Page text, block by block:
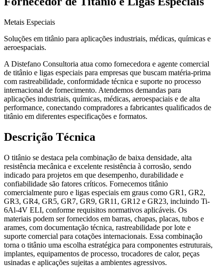
Metais Especiais
Soluções em titânio para aplicações industriais, médicas, químicas e
aeroespaciais.
A Distefano Consultoria atua como fornecedora e agente comercial
de titânio e ligas especiais para empresas que buscam matéria-prima
com rastreabilidade, conformidade técnica e suporte no processo
internacional de fornecimento. Atendemos demandas para
aplicações industriais, químicas, médicas, aeroespaciais e de alta
performance, conectando compradores a fabricantes qualificados de
titânio em diferentes especificações e formatos.
Descrição Técnica
O titânio se destaca pela combinação de baixa densidade, alta
resistência mecânica e excelente resistência à corrosão, sendo
indicado para projetos em que desempenho, durabilidade e
confiabilidade são fatores críticos. Fornecemos titânio
comercialmente puro e ligas especiais em graus como GR1, GR2,
GR3, GR4, GR5, GR7, GR9, GR11, GR12 e GR23, incluindo Ti-
6Al-4V ELI, conforme requisitos normativos aplicáveis. Os
materiais podem ser fornecidos em barras, chapas, placas, tubos e
arames, com documentação técnica, rastreabilidade por lote e
suporte comercial para cotações internacionais. Essa combinação
torna o titânio uma escolha estratégica para componentes estruturais,
implantes, equipamentos de processo, trocadores de calor, peças
usinadas e aplicações sujeitas a ambientes agressivos.